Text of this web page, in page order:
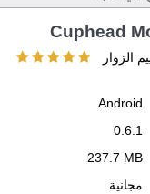
Cuphead
Android
0.6.1
237.7 MB
مجانية